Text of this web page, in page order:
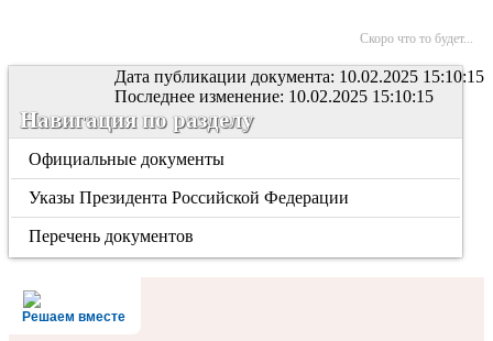
Скоро что то будет...
Дата публикации документа: 10.02.2025 15:10:15
Последнее изменение: 10.02.2025 15:10:15
Навигация по разделу
Официальные документы
Указы Президента Российской Федерации
Перечень документов
Решаем вместе